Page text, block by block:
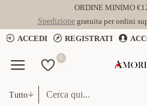
ORDINE MINIMO
Spedizionegratuita per ordini
ACCEDI
REGISTRATI
0
Tutto